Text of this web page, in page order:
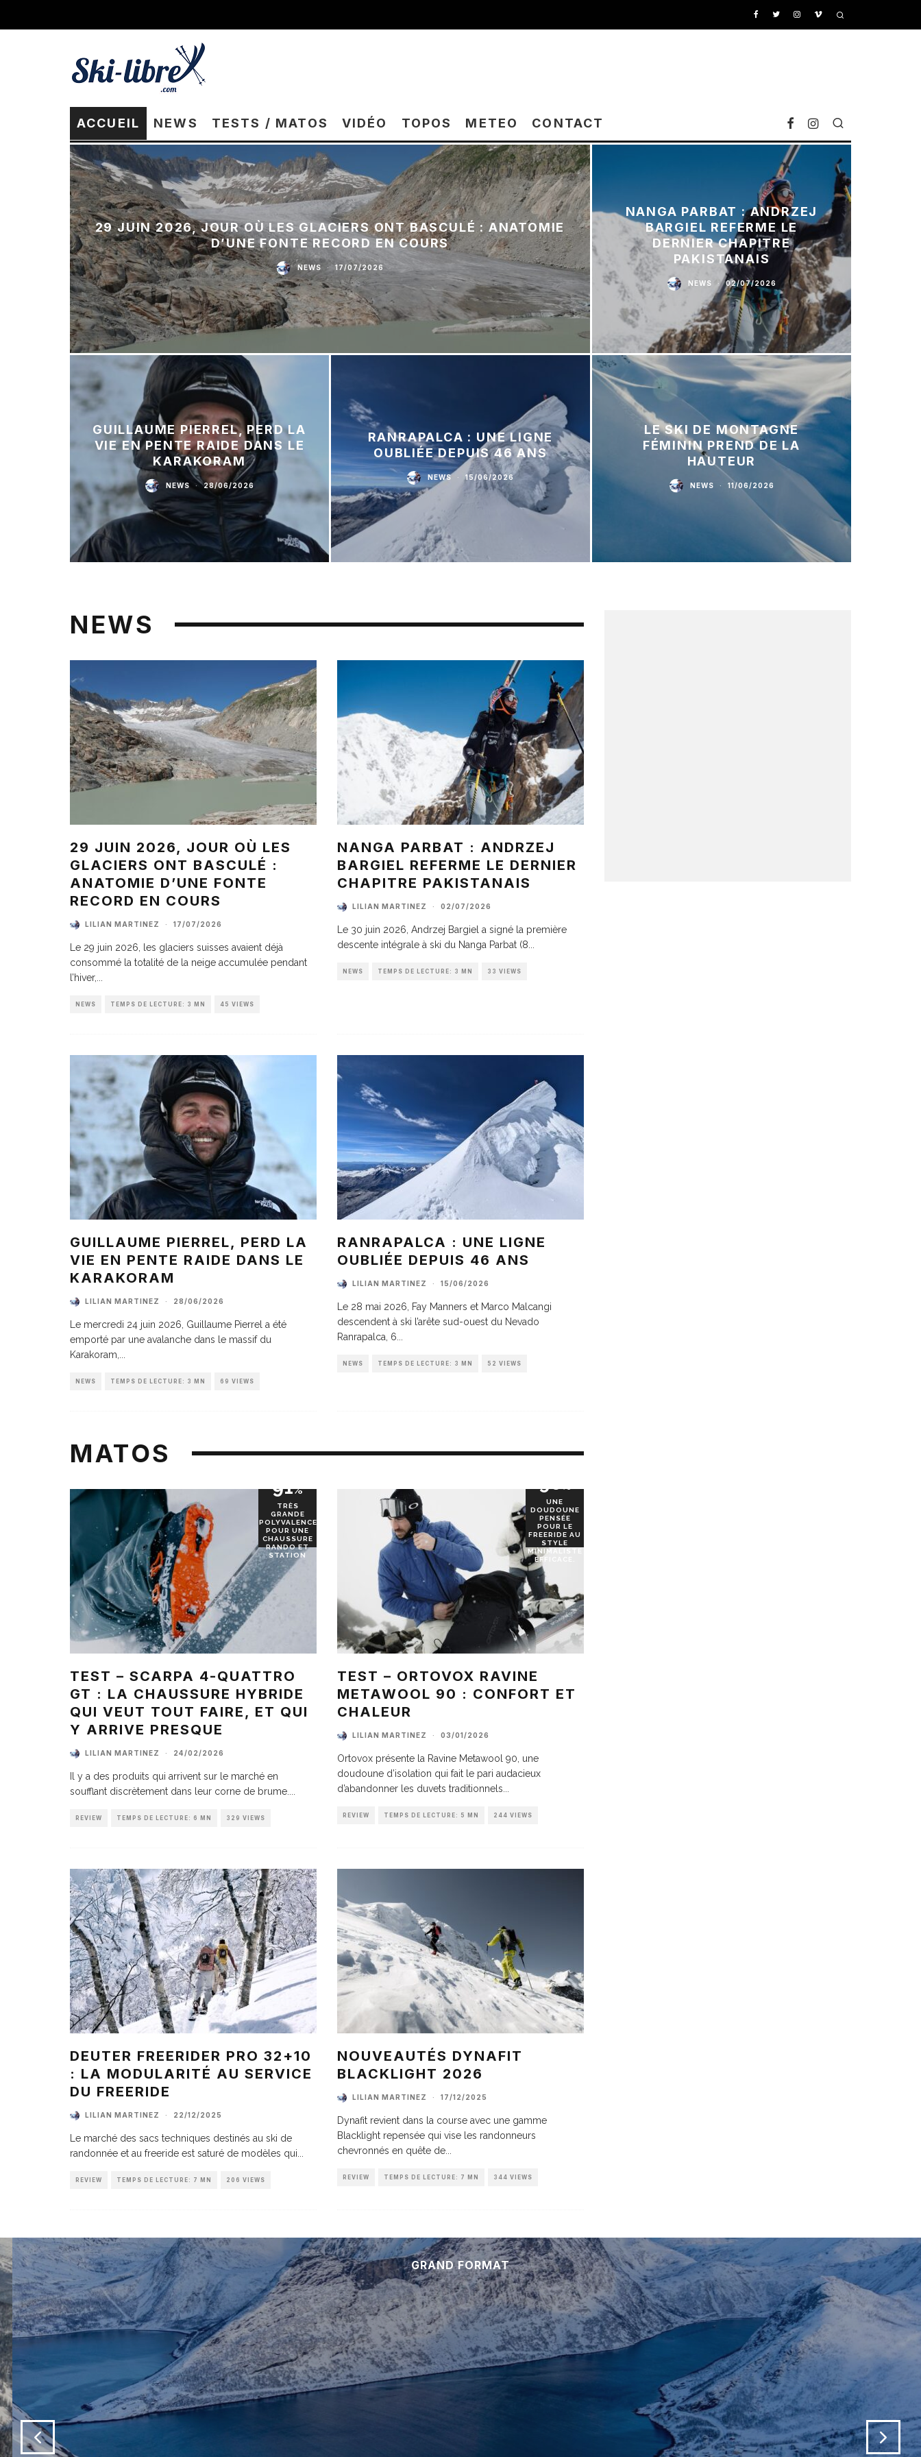
ACCUEIL NEWS TESTS / MATOS VIDÉO TOPOS METEO CONTACT
29 JUIN 2026, JOUR OÙ LES GLACIERS ONT BASCULÉ : ANATOMIE
D’UNE FONTE RECORD EN COURS
NEWS · 17/07/2026
NANGA PARBAT : ANDRZEJ
BARGIEL REFERME LE
DERNIER CHAPITRE
PAKISTANAIS
NEWS · 02/07/2026
GUILLAUME PIERREL, PERD LA
VIE EN PENTE RAIDE DANS LE
KARAKORAM
NEWS · 28/06/2026
RANRAPALCA : UNE LIGNE
OUBLIÉE DEPUIS 46 ANS
NEWS · 15/06/2026
LE SKI DE MONTAGNE
FÉMININ PREND DE LA
HAUTEUR
NEWS · 11/06/2026
NEWS
29 JUIN 2026, JOUR OÙ LES
GLACIERS ONT BASCULÉ :
ANATOMIE D’UNE FONTE
RECORD EN COURS
LILIAN MARTINEZ · 17/07/2026
Le 29 juin 2026, les glaciers suisses avaient déjà
consommé la totalité de la neige accumulée pendant
l’hiver,
NEWS TEMPS DE LECTURE: 3 MN 45 VIEWS
NANGA PARBAT : ANDRZEJ
BARGIEL REFERME LE DERNIER
CHAPITRE PAKISTANAIS
LILIAN MARTINEZ · 02/07/2026
Le 30 juin 2026, Andrzej Bargiel a signé la première
descente intégrale à ski du Nanga Parbat (8
NEWS TEMPS DE LECTURE: 3 MN 33 VIEWS
GUILLAUME PIERREL, PERD LA
VIE EN PENTE RAIDE DANS LE
KARAKORAM
LILIAN MARTINEZ · 28/06/2026
Le mercredi 24 juin 2026, Guillaume Pierrel a été
emporté par une avalanche dans le massif du
Karakoram,
NEWS TEMPS DE LECTURE: 3 MN 69 VIEWS
RANRAPALCA : UNE LIGNE
OUBLIÉE DEPUIS 46 ANS
LILIAN MARTINEZ · 15/06/2026
Le 28 mai 2026, Fay Manners et Marco Malcangi
descendent à ski l’arête sud-ouest du Nevado
Ranrapalca, 6
NEWS TEMPS DE LECTURE: 3 MN 52 VIEWS
MATOS
91%
TRÈS
GRANDE
POLYVALENCE
POUR UNE
CHAUSSURE
RANDO ET
STATION
TEST – SCARPA 4-QUATTRO
GT : LA CHAUSSURE HYBRIDE
QUI VEUT TOUT FAIRE, ET QUI
Y ARRIVE PRESQUE
LILIAN MARTINEZ · 24/02/2026
Il y a des produits qui arrivent sur le marché en
soufflant discrètement dans leur corne de brume.
REVIEW TEMPS DE LECTURE: 6 MN 329 VIEWS
90%
UNE
DOUDOUNE
PENSÉE
POUR LE
FREERIDE AU
STYLE
MINIMALISTE
EFFICACE.
TEST – ORTOVOX RAVINE
METAWOOL 90 : CONFORT ET
CHALEUR
LILIAN MARTINEZ · 03/01/2026
Ortovox présente la Ravine Metawool 90, une
doudoune d’isolation qui fait le pari audacieux
d’abandonner les duvets traditionnels
REVIEW TEMPS DE LECTURE: 5 MN 244 VIEWS
DEUTER FREERIDER PRO 32+10
: LA MODULARITÉ AU SERVICE
DU FREERIDE
LILIAN MARTINEZ · 22/12/2025
Le marché des sacs techniques destinés au ski de
randonnée et au freeride est saturé de modèles qui
REVIEW TEMPS DE LECTURE: 7 MN 206 VIEWS
NOUVEAUTÉS DYNAFIT
BLACKLIGHT 2026
LILIAN MARTINEZ · 17/12/2025
Dynafit revient dans la course avec une gamme
Blacklight repensée qui vise les randonneurs
chevronnés en quête de
REVIEW TEMPS DE LECTURE: 7 MN 344 VIEWS
GRAND FORMAT